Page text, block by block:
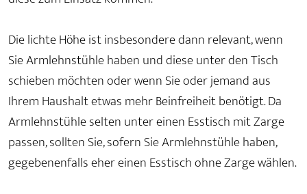
Die lichte Höhe ist insbesondere dann relevant, wenn
Sie Armlehnstühle haben und diese unter den Tisch
schieben möchten oder wenn Sie oder jemand aus
Ihrem Haushalt etwas mehr Beinfreiheit benötigt. Da
Armlehnstühle selten unter einen Esstisch mit Zarge
passen, sollten Sie, sofern Sie Armlehnstühle haben,
gegebenenfalls eher einen Esstisch ohne Zarge wählen.